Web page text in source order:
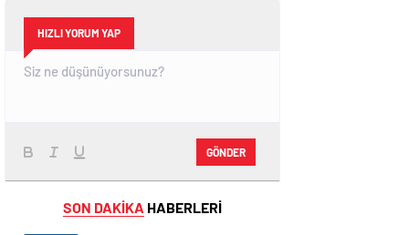
HIZLI YORUM YAP
GÖNDER
SON DAKİKA HABERLERİ